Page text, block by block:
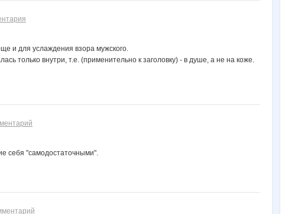
и для услаждения взора мужского.
только внутри, т.е. (применительно к заголовку) - в душе, а не на коже.
себя "самодостаточными".